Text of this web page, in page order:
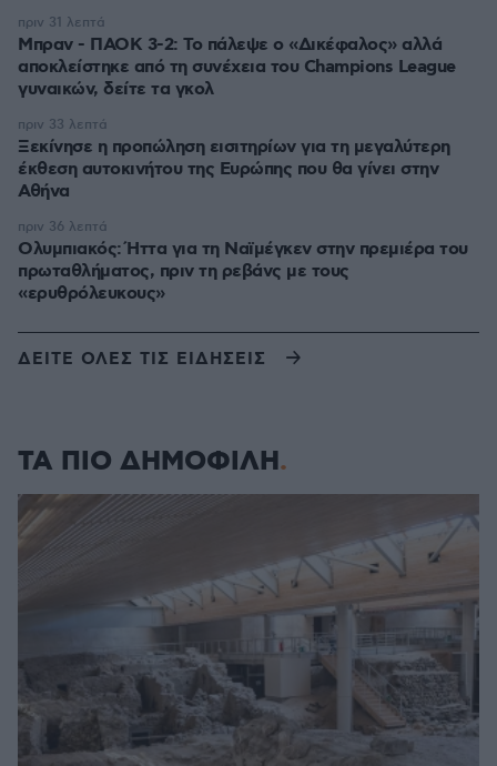
Μπραν - ΠΑΟΚ 3-2: Το πάλεψε ο «Δικέφαλος» αλλά
αποκλείστηκε από τη συνέχεια του Champions League
γυναικών, δείτε τα γκολ
πριν 31 λεπτά
Ξεκίνησε η προπώληση εισιτηρίων για τη μεγαλύτερη
έκθεση αυτοκινήτου της Ευρώπης που θα γίνει στην
Αθήνα
πριν 33 λεπτά
Ολυμπιακός: Ήττα για τη Ναϊμέγκεν στην πρεμιέρα του
πρωταθλήματος, πριν τη ρεβάνς με τους
«ερυθρόλευκους»
πριν 36 λεπτά
ΔΕΙΤΕ ΟΛΕΣ ΤΙΣ ΕΙΔΗΣΕΙΣ
ΤΑ ΠΙΟ ΔΗΜΟΦΙΛΗ